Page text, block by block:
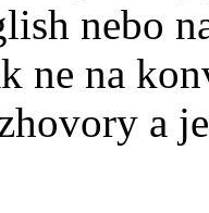
nebo
ne na
a